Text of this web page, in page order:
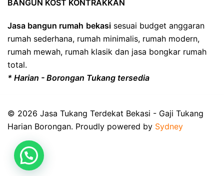
BANGUN KOST KONTRAKKAN
Jasa bangun rumah bekasi sesuai budget anggaran
rumah sederhana, rumah minimalis, rumah modern,
rumah mewah, rumah klasik dan jasa bongkar rumah
total.
* Harian - Borongan Tukang tersedia
© 2026 Jasa Tukang Terdekat Bekasi - Gaji Tukang
Harian Borongan. Proudly powered by Sydney